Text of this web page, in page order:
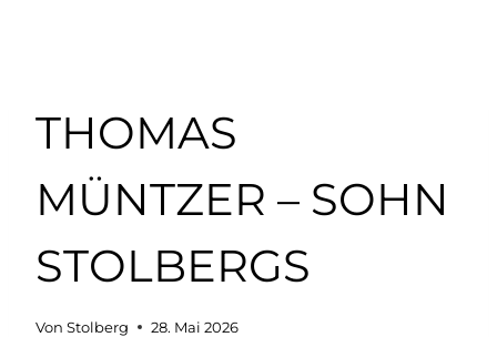
THOMAS
MÜNTZER – SOHN
STOLBERGS
Von Stolberg 28. Mai 2026